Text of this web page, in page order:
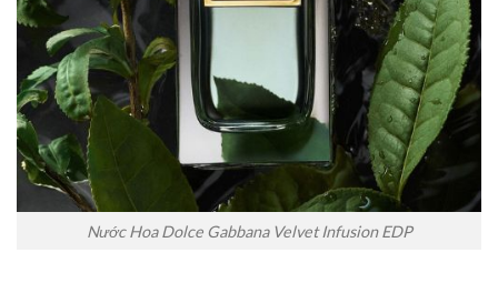
Nước Hoa Dolce Gabbana Velvet Infusion EDP